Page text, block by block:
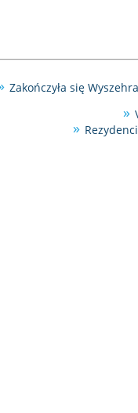
Zakończyła się